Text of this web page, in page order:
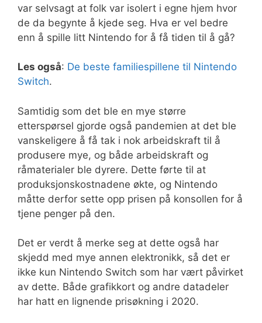
var selvsagt at folk var isolert i egne hjem hvor
de da begynte å kjede seg. Hva er vel bedre
enn å spille litt Nintendo for å få tiden til å gå?
Les også: De beste familiespillene til Nintendo
Switch.
Samtidig som det ble en mye større
etterspørsel gjorde også pandemien at det ble
vanskeligere å få tak i nok arbeidskraft til å
produsere mye, og både arbeidskraft og
råmaterialer ble dyrere. Dette førte til at
produksjonskostnadene økte, og Nintendo
måtte derfor sette opp prisen på konsollen for å
tjene penger på den.
Det er verdt å merke seg at dette også har
skjedd med mye annen elektronikk, så det er
ikke kun Nintendo Switch som har vært påvirket
av dette. Både grafikkort og andre datadeler
har hatt en lignende prisøkning i 2020.